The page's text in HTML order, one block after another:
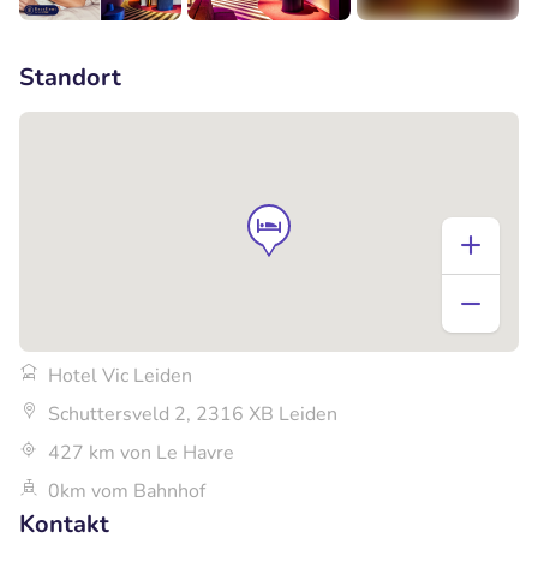
Standort
Hotel Vic Leiden
Schuttersveld 2, 2316 XB Leiden
427 km von Le Havre
0km vom Bahnhof
Kontakt